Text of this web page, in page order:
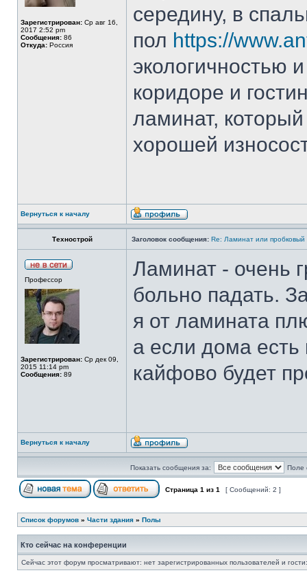
Зарегистрирован: Ср авг 16,
2017 2:52 pm
Сообщения: 86
Откуда: Россия
середину, в
пол https://
экологичностью
коридоре и
ламинат,
хорошей
Вернуться к началу
Технострой Заголовок сообщения: Re: Ламинат или пробковый
Профессор
Зарегистрирован: Ср дек 09,
2015 11:14 pm
Сообщения: 89
Ламинат - очень
больно падать.
я от ламината
а если дома есть
кайфово будет
Вернуться к началу
Показать сообщения за: Поле
Страница 1 из 1 [ Сообщений: 2 ]
Список форумов » Части здания » Полы
Кто сейчас на конференции
Сейчас этот форум просматривают: нет зарегистрированных пользователей и